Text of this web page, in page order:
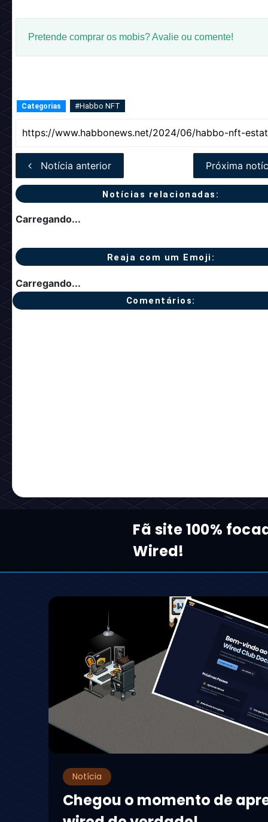
Pretende comprar os mobis? Avalie ou comente!
Categorias #Habbo NFT
Notícia anterior Próxima
Notícias relacionadas:
Carregando...
Reaja com um Emoji:
Carregando...
Comentários:
Fã site 100%
Wired!
Notícia
Chegou o momento de